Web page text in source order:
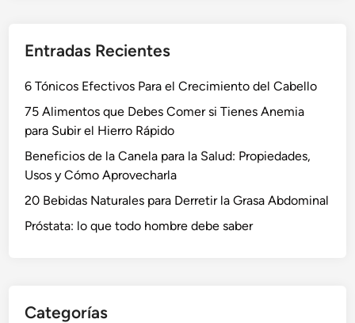
Entradas Recientes
6 Tónicos Efectivos Para el Crecimiento del Cabello
75 Alimentos que Debes Comer si Tienes Anemia
para Subir el Hierro Rápido
Beneficios de la Canela para la Salud: Propiedades,
Usos y Cómo Aprovecharla
20 Bebidas Naturales para Derretir la Grasa Abdominal
Próstata: lo que todo hombre debe saber
Categorías